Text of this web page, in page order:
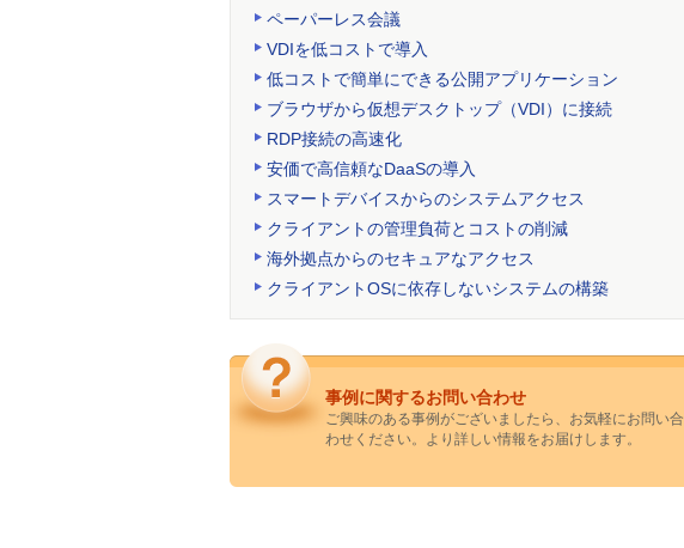
ペーパーレス会議
VDIを低コストで導入
低コストで簡単にできる公開アプリケーション
ブラウザから仮想デスクトップ（VDI）に接続
RDP接続の高速化
安価で高信頼なDaaSの導入
スマートデバイスからのシステムアクセス
クライアントの管理負荷とコストの削減
海外拠点からのセキュアなアクセス
クライアントOSに依存しないシステムの構築
事例に関するお問い合わせ
ご興味のある事例がございましたら、お気軽にお問い合
わせください。より詳しい情報をお届けします。